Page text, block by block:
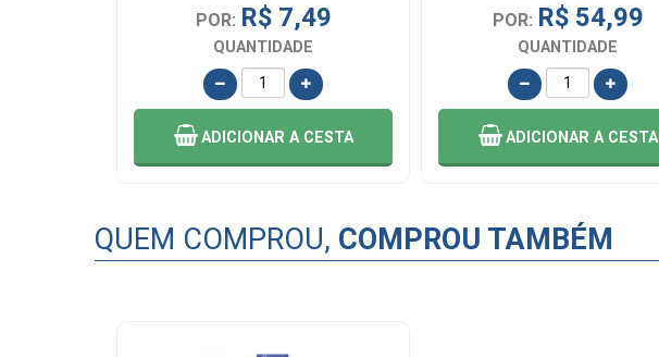
POR: R$ 7,49
QUANTIDADE
ADICIONAR A CESTA
POR: R$ 54,99
QUANTIDADE
ADICIONAR A CESTA
QUEM COMPROU, COMPROU TAMBÉM